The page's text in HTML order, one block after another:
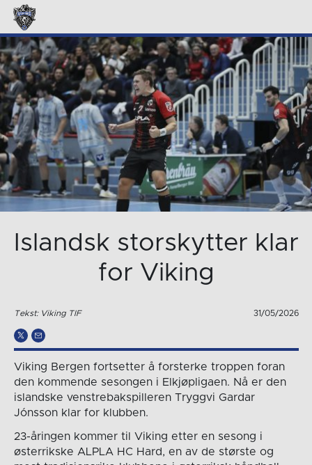
Islandsk storskytter klar
for Viking
Tekst: Viking TIF 31/05/2026
Viking Bergen fortsetter å forsterke troppen foran
den kommende sesongen i Elkjøpligaen. Nå er den
islandske venstrebakspilleren Tryggvi Gardar
Jónsson klar for klubben.
23-åringen kommer til Viking etter en sesong i
østerrikske ALPLA HC Hard, en av de største og